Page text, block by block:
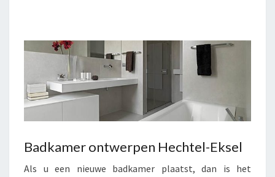
Badkamer ontwerpen Hechtel-Eksel
Als u een nieuwe badkamer plaatst, dan is het